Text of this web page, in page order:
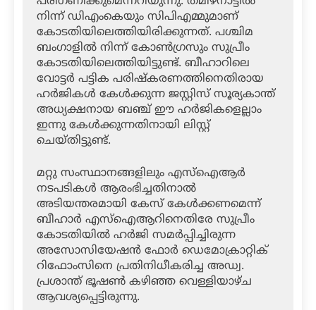
നിന്ന് ഡിഎംകെയും സിപിഎമ്മുമാണ്
കോടതിയിലെത്തിയിരിക്കുന്നത്. പശ്ചിമ
ബംഗാളില്‍ നിന്ന് കോണ്‍ഗ്രസും സുപ്രീം
കോടതിയിലെത്തിയിട്ടുണ്ട്. ബീഹാറിലെ
വോട്ടര്‍ പട്ടിക പരിഷ്‌കരണത്തിനെതിരായ
ഹര്‍ജികള്‍ കേള്‍ക്കുന്ന ജസ്റ്റിസ് സൂര്യകാന്ത്
അധ്യക്ഷനായ ബഞ്ച് ഈ ഹര്‍ജികളെല്ലാം
ഇന്നു കേള്‍ക്കുന്നതിനായി ലിസ്റ്റ്
ചെയ്തിട്ടുണ്ട്.
മറ്റു സംസ്ഥാനങ്ങളിലും എസ്‌ഐആര്‍
നടപടികള്‍ ആരംഭിച്ചതിനാല്‍
അടിയന്തരമായി കേസ് കേള്‍ക്കണമെന്ന്
ബീഹാര്‍ എസ്‌ഐആറിനെതിരേ സുപ്രീം
കോടതിയില്‍ ഹര്‍ജി സമര്‍പ്പിച്ചിരുന്ന
അസോസിയേഷന്‍ ഫോര്‍ ഡെമോക്രാറ്റിക്
റിഫോംസിനെ പ്രതിനിധീകരിച്ച അഡ്വ.
പ്രശാന്ത് ഭൂഷണ്‍ കഴിഞ്ഞ വെള്ളിയാഴ്ച
ആവശ്യപ്പെട്ടിരുന്നു.